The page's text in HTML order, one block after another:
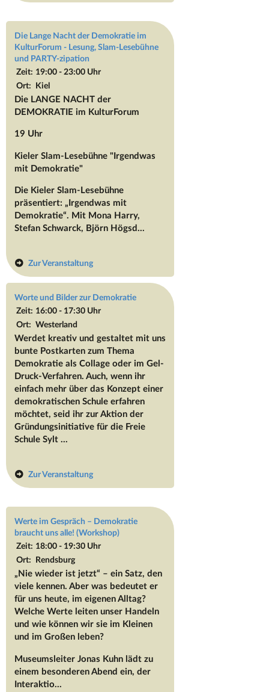
Die Lange Nacht der Demokratie im
KulturForum - Lesung, Slam-Lesebühne
und PARTY-zipation
Zeit: 19:00 - 23:00 Uhr
Ort: Kiel
Die LANGE NACHT der
DEMOKRATIE im KulturForum
19 Uhr
Kieler Slam-Lesebühne "Irgendwas
mit Demokratie"
Die Kieler Slam-Lesebühne
präsentiert: „Irgendwas mit
Demokratie“. Mit Mona Harry,
Stefan Schwarck, Björn Högsd...
Zur Veranstaltung
Worte und Bilder zur Demokratie
Zeit: 16:00 - 17:30 Uhr
Ort: Westerland
Werdet kreativ und gestaltet mit uns
bunte Postkarten zum Thema
Demokratie als Collage oder im Gel-
Druck-Verfahren. Auch, wenn ihr
einfach mehr über das Konzept einer
demokratischen Schule erfahren
möchtet, seid ihr zur Aktion der
Gründungsinitiative für die Freie
Schule Sylt ...
Zur Veranstaltung
Werte im Gespräch – Demokratie
braucht uns alle! (Workshop)
Zeit: 18:00 - 19:30 Uhr
Ort: Rendsburg
„Nie wieder ist jetzt“ – ein Satz, den
viele kennen. Aber was bedeutet er
für uns heute, im eigenen Alltag?
Welche Werte leiten unser Handeln
und wie können wir sie im Kleinen
und im Großen leben?
Museumsleiter Jonas Kuhn lädt zu
einem besonderen Abend ein, der
Interaktio...